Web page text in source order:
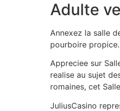
Adulte
Annexez la salle
pourboire propice.
Appreciee sur
realise au sujet
romaines, cet
JuliusCasino